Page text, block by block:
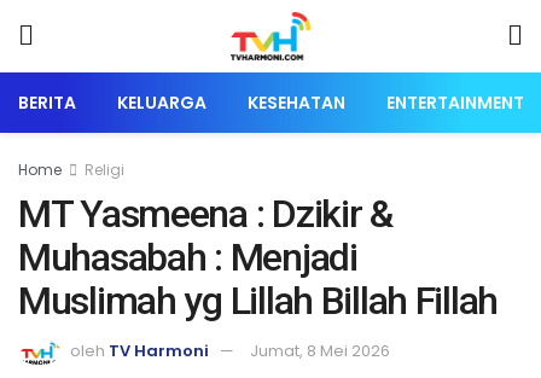
BERITA KELUARGA KESEHATAN ENTERTAINMENT
Home Religi
MT Yasmeena : Dzikir &
Muhasabah : Menjadi
Muslimah yg Lillah Billah Fillah
oleh TV Harmoni Jumat, 8 Mei 2026